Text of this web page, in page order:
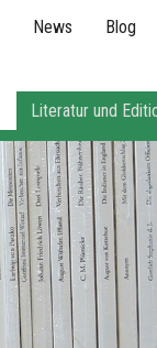
News Blog
Literatur und